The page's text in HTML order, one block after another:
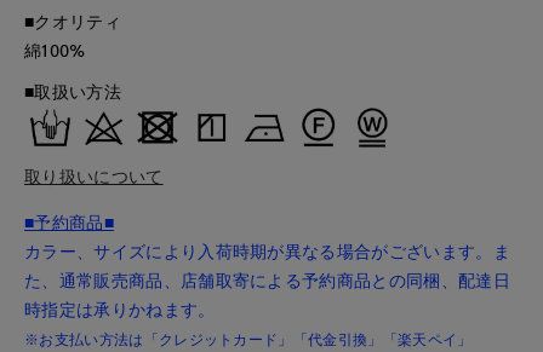
■クオリティ
綿100%
■取扱い方法
取り扱いについて
■予約商品■
カラー、サイズにより入荷時期が異なる場合がございます。ま
た、通常販売商品、店舗取寄による予約商品との同梱、配達日
時指定は承りかねます。
※お支払い方法は「クレジットカード」「代金引換」「楽天ペイ」